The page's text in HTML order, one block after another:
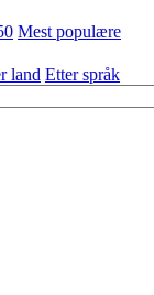
Mest populære
land Etter språk